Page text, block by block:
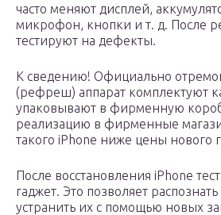
часто меняют дисплей,
микрофон, кнопки и т. д. После
тестируют на дефекты.
К сведению! Официально
(рефреш) аппарат комплектуют
упаковывают в фирменную
реализацию в фирменные
такого iPhone ниже цены нового
После восстановления iPhone
гаджет. Это позволяет
устранить их с помощью новых